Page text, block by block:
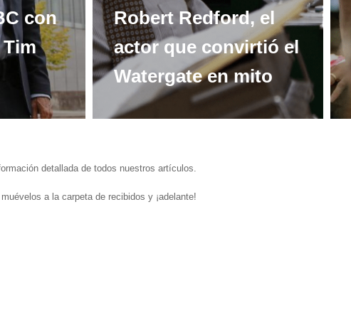
con
Robert Redford, el
actor que convirtió el
Watergate en mito
detallada de todos nuestros artículos.
a la carpeta de recibidos y ¡adelante!